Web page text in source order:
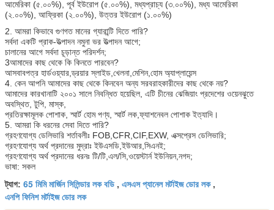
আমেরিকা (৫.০০%), পূর্ব ইউরোপ (৫.০০%), মধ্যপ্রাচ্য (৩.০০%), মধ্য আমেরিকা
(২.০০%), আফ্রিকা (২.০০%), উত্তর ইউরোপ (১.০০%)
2. আমরা কিভাবে গুণগত মানের গ্যারান্টি দিতে পারি?
সর্বদা একটি প্রাক-উত্পাদন নমুনা ভর উত্পাদন আগে;
চালানের আগে সর্বদা চূড়ান্ত পরিদর্শন;
3আমাদের কাছ থেকে কি কিনতে পারবেন?
আসবাবপত্র হার্ডওয়্যার,ড্রয়ার স্লাইড,খেলনা,মেশিন,হোম অ্যাপ্লায়েন্স
4. কেন আপনি আমাদের কাছ থেকে কিনবেন অন্য সরবরাহকারীদের কাছ থেকে নয়?
আমাদের কারখানাটি ২০০১ সালে নিবন্ধিত হয়েছিল, এটি চীনের ঝেজিয়াং প্রদেশের ওয়েনঝুতে
অবস্থিত, টুপি, মাস্ক,
প্রতিরক্ষামূলক পোশাক, স্মার্ট হোম পণ্য, স্মার্ট লক,ফ্যাশনেবল পোশাক ইত্যাদি।
5. আমরা কি ধরনের সেবা দিতে পারি?
গ্রহণযোগ্য ডেলিভারি শর্তাবলীঃ FOB,CFR,CIF,EXW, এক্সপ্রেস ডেলিভারি;
গ্রহণযোগ্য অর্থ প্রদানের মুদ্রাঃ ইউএসডি,ইউআর,সিএনই;
গ্রহণযোগ্য অর্থ প্রদানের ধরনঃ টি/টি,এল/সি,ওয়েস্টার্ন ইউনিয়ন,নগদ;
ভাষা: সকল
ট্যাগ: 65 মিমি মার্জিন সিলিন্ডার লক বডি , এসএস প্যানেল মর্টাইজ ডোর লক,
এনপি ফিনিশ মর্টাইজ ডোর লক